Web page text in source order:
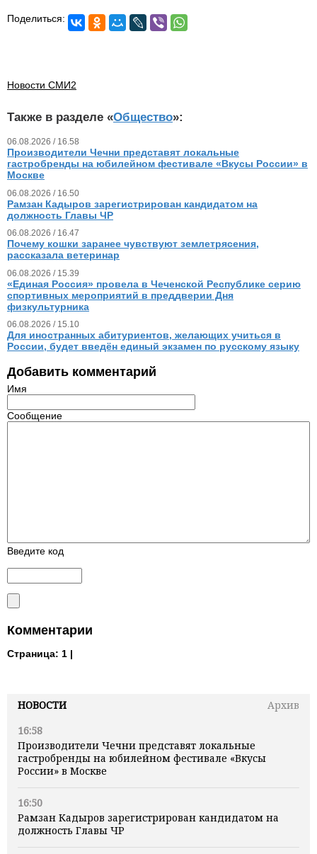
НОВОСТИ
Архив
16:58
Производители Чечни представят локальные
гастробренды на юбилейном фестивале «Вкусы
России» в Москве
16:50
Рамзан Кадыров зарегистрирован кандидатом на
должность Главы ЧР
Поделиться:
Новости СМИ2
Также в разделе «Общество»:
06.08.2026 / 16.58
Производители Чечни представят локальные
гастробренды на юбилейном фестивале «Вкусы России» в
Москве
06.08.2026 / 16.50
Рамзан Кадыров зарегистрирован кандидатом на
должность Главы ЧР
06.08.2026 / 16.47
Почему кошки заранее чувствуют землетрясения,
рассказала ветеринар
06.08.2026 / 15.39
«Единая Россия» провела в Чеченской Республике серию
спортивных мероприятий в преддверии Дня
физкультурника
06.08.2026 / 15.10
Для иностранных абитуриентов, желающих учиться в
России, будет введён единый экзамен по русскому языку
Добавить комментарий
Имя
Сообщение
Введите код
Комментарии
Страница: 1 |